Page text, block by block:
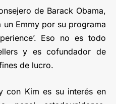
de Barack Obama,
Emmy por su programa
Eso no es todo
y es cofundador de
de lucro.
con Kim es su interés en